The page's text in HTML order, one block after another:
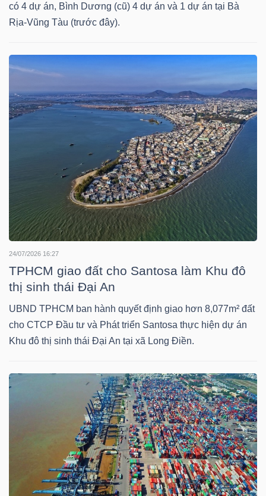
có 4 dự án, Bình Dương (cũ) 4 dự án và 1 dự án tại Bà
Rịa-Vũng Tàu (trước đây).
24/07/2026 16:27
TPHCM giao đất cho Santosa làm Khu đô
thị sinh thái Đại An
UBND TPHCM ban hành quyết định giao hơn 8,077m² đất
cho CTCP Đầu tư và Phát triển Santosa thực hiện dự án
Khu đô thị sinh thái Đại An tại xã Long Điền.
YẾU
DÙNG
THIẾT
SÓC
SỨC
KHỎE
TÀI
CHÍNH
THÔNG